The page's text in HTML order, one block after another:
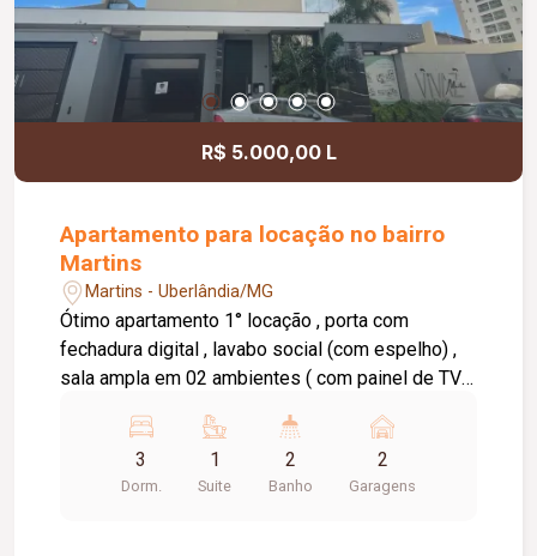
R$ 5.000,00 L
Apartamento para locação no bairro
Martins
Martins - Uberlândia/MG
Ótimo apartamento 1° locação , porta com
fechadura digital , lavabo social (com espelho) ,
sala ampla em 02 ambientes ( com painel de TV ),
(Cooktop e depurador),área de serviço com
armários , e 01 cômodo de dispensa , Sacada
Gourmet super espaçosa com churrasqueira e
3
Dorm.
1
Suite
2
Banho
2
Garagens